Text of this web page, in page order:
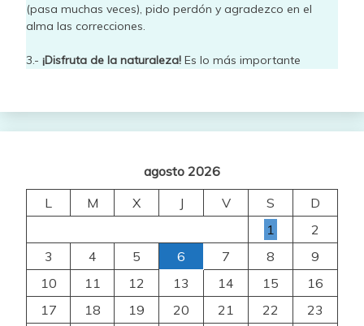
(pasa muchas veces), pido perdón y agradezco en el
alma las correcciones.
3.- ¡Disfruta de la naturaleza! Es lo más importante
agosto 2026
L
M X J V S
D
1
2
3
4 5 6 7 8
9
10
11 12 13 14 15
16
17
18 19 20 21 22
23